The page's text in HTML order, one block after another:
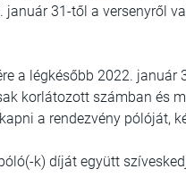
január 31-től a versenyről
a légkésőbb 2022. január
korlátozott számban és
a rendezvény pólóját,
k) díját együtt